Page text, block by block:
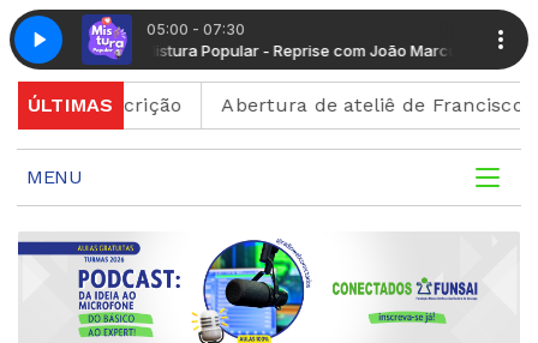
05:00 - 07:30
João MarcusMistura Popular - Reprise com João Marcus
ÚLTIMAS
de inscrição Abertura de ateliê de Francisco
MENU